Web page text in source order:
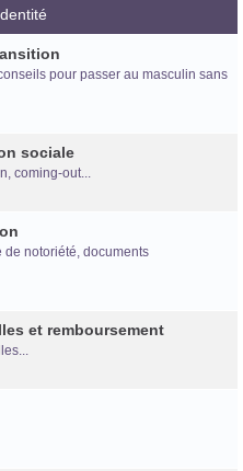
FtM/FtX/Ft*
pour passer au masculin sans
sociale
coming-out...
de notoriété, documents
et remboursement